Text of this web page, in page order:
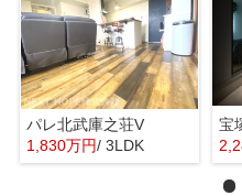
パレ北武庫之荘V
1,830万円/ 3LDK
宝